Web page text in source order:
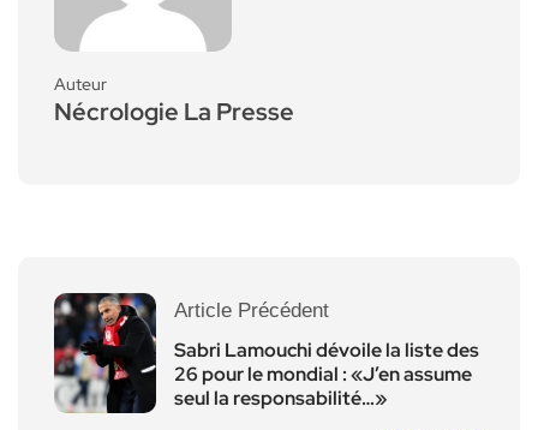
Auteur
Nécrologie La Presse
Article Précédent
Sabri Lamouchi dévoile la liste des
26 pour le mondial : «J’en assume
seul la responsabilité…»